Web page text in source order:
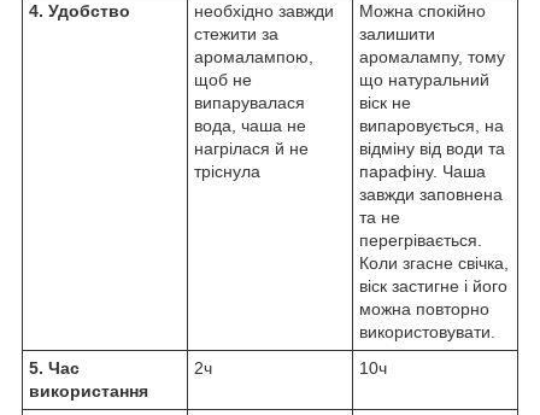
4. Удобство
необхідно завжди
стежити за
аромалампою,
щоб не
випарувалася
вода, чаша не
нагрілася й не
тріснула
Можна спокійно
залишити
аромалампу, тому
що натуральний
віск не
випаровується, на
відміну від води та
парафіну. Чаша
завжди заповнена
та не
перегрівається.
Коли згасне свічка,
віск застигне і його
можна повторно
використовувати.
5. Час
використання
2ч 10ч